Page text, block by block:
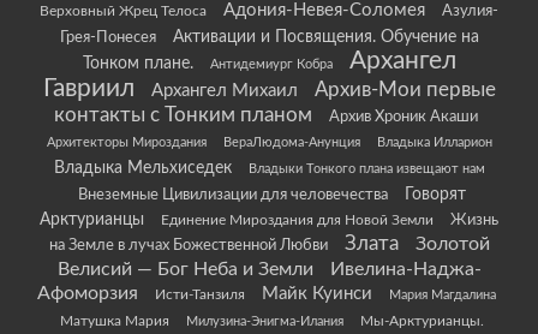
Верховный Жрец Телоса
Адония-Невея-Соломея
Азулия-
Грея-Понесея
Активации и Посвящения. Обучение на
Тонком плане.
Антидемиург Кобра
Архангел
Гавриил
Архангел Михаил
Архив-Мои первые
контакты с Тонким планом
Архив Хроник Акаши
Архитекторы Мироздания ВераЛюдома-Анунция Владыка Илларион
Владыка Мельхиседек Владыки Тонкого плана извещают нам
Внеземные Цивилизации для человечества
Говорят
Арктурианцы
Единение Мироздания для Новой Земли
Жизнь
на Земле в лучах Божественной Любви
Злата
Золотой
Велисий — Бог Неба и Земли
Ивелина-Наджа-
Афоморзия
Исти-Танзиля Майк Куинси Мария Магдалина
Матушка Мария Милузина-Энигма-Илания
Мы-Арктурианцы.